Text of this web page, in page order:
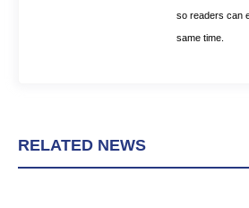
so readers can
same time.
RELATED NEWS